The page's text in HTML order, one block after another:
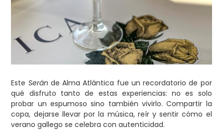
Este Serán de Alma Atlántica fue un recordatorio de por
qué disfruto tanto de estas experiencias: no es solo
probar un espumoso sino también vivirlo. Compartir la
copa, dejarse llevar por la música, reír y sentir cómo el
verano gallego se celebra con autenticidad.